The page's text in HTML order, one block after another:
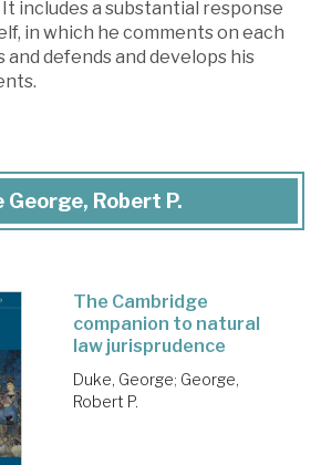
includes a substantial response
in which he comments on each
and defends and develops his
Robert P.
The Cambridge
companion to natural
law jurisprudence
Duke, George; George,
Robert P.